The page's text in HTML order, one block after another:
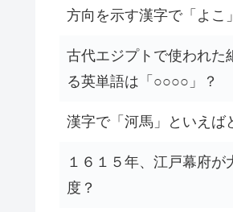
方向を示す漢字で「よこ
古代エジプトで使われた
る英単語は「○○○○」？
漢字で「河馬」といえば
１６１５年、江戸幕府
度？